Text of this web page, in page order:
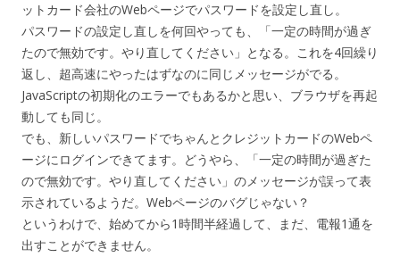
ットカード会社のWebページでパスワードを設定し直し。
パスワードの設定し直しを何回やっても、「一定の時間が過ぎ
たので無効です。やり直してください」となる。これを4回繰り
返し、超高速にやったはずなのに同じメッセージがでる。
JavaScriptの初期化のエラーでもあるかと思い、ブラウザを再起
動しても同じ。
でも、新しいパスワードでちゃんとクレジットカードのWebペ
ージにログインできてます。どうやら、「一定の時間が過ぎた
ので無効です。やり直してください」のメッセージが誤って表
示されているようだ。Webページのバグじゃない？
というわけで、始めてから1時間半経過して、まだ、電報1通を
出すことができません。